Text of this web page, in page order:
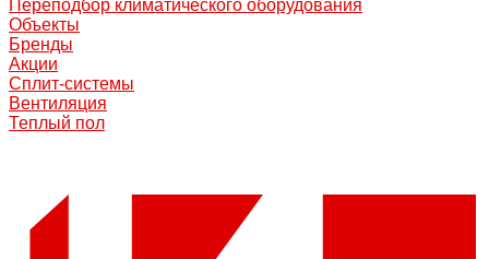
Переподбор климатического оборудования
Объекты
Бренды
Акции
Сплит-системы
Вентиляция
Теплый пол